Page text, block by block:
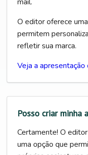
O editor oferece
permitem
refletir sua marca.
Veja a
Posso criar minha
Certamente! O
uma opção que